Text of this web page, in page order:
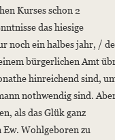
Kurses schon 2
das hiesige
noch ein halbes jahr, /
bürgerlichen Amt
hinreichend sind,
nothwendig sind.
als das Glük ganz
Wohlgeboren zu